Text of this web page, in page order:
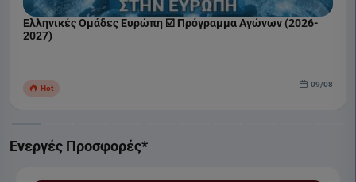
Ελληνικές Ομάδες Ευρώπη ☑️ Πρόγραμμα Αγώνων (2026-
2027)
Hot 09/08
Ενεργές Προσφορές*